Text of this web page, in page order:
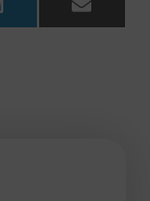
LinkedIn Email